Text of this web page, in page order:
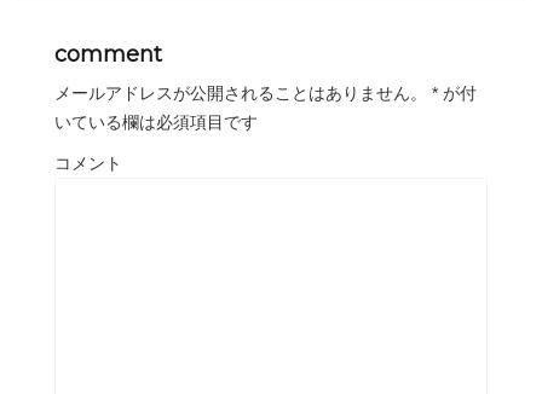
comment
メールアドレスが公開されることはありません。 * が付
いている欄は必須項目です
コメント